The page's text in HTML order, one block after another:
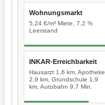
Wohnungsmarkt
5,24 €/m² Miete, 7,2 %
Leerstand
INKAR-Erreichbarkeit
Hausarzt 1,6 km, Apotheke
2,9 km, Grundschule 1,9
km, Autobahn 9,7 Min.